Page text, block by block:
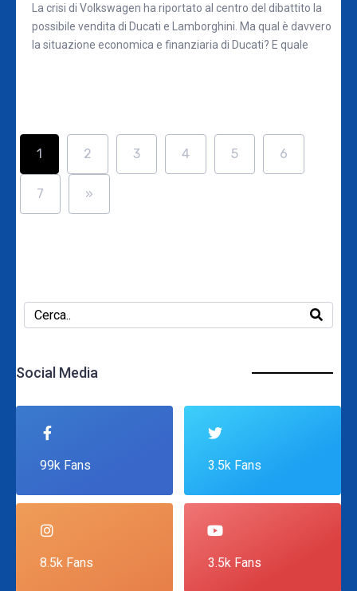
La crisi di Volkswagen ha riportato al centro del dibattito la
possibile vendita di Ducati e Lamborghini. Ma qual è davvero
la situazione economica e finanziaria di Ducati? E quale
1 2 3 4 5 6
7 »
Social Media
99k Fans 3.5k Fans
8.5k Fans 3.5k Fans